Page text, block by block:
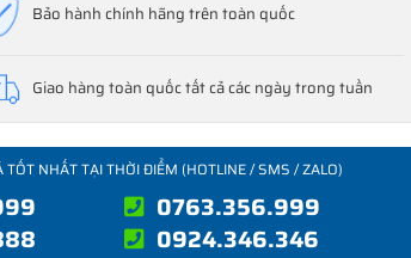
Bảo hành chính hãng trên toàn quốc
Giao hàng toàn quốc tất cả các ngày trong tuần
NHẤT TẠI THỜI ĐIỂM (HOTLINE / SMS / ZALO)
0763.356.999
0924.346.346